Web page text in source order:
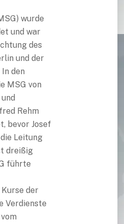
wurde
und war
des
und der
den
MSG von
Rehm
bevor Josef
Leitung
dreißig
führte
der
Verdienste